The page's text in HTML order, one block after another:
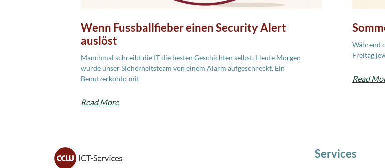
Wenn Fussballfieber einen Security Alert
auslöst
Manchmal schreibt die IT die besten Geschichten selbst. Heute Morgen
wurde unser Sicherheitsteam von einem Alarm aufgeschreckt. Ein
Benutzerkonto mit
Read More
Während
Freitag
Read
Services